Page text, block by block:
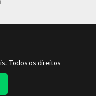
Todos os direitos